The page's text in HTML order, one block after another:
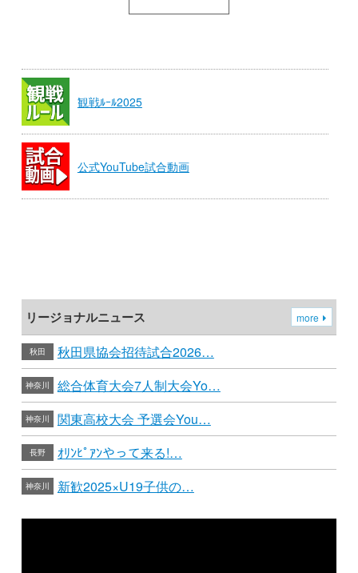
観戦ﾙｰﾙ2025
公式YouTube試合動画
リージョナルニュース more
秋田 秋田県協会招待試合2026…
神奈川 総合体育大会7人制大会Yo…
神奈川 関東高校大会 予選会You…
長野 ｵﾘﾝﾋﾟｱﾝやって来る!…
神奈川 新歓2025×U19子供の…